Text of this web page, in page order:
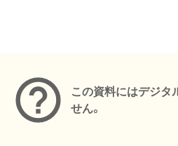
この資料にはデジタ
せん。